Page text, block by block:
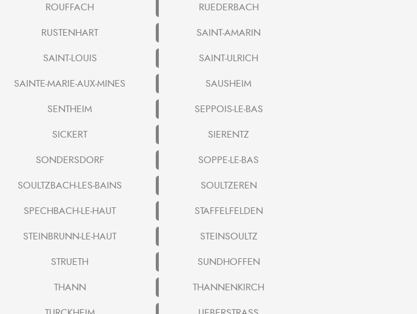
ROUFFACH
RUEDERBACH
RUSTENHART
SAINT-AMARIN
SAINT-LOUIS
SAINT-ULRICH
SAINTE-MARIE-AUX-MINES
SAUSHEIM
SENTHEIM
SEPPOIS-LE-BAS
SICKERT
SIERENTZ
SONDERSDORF
SOPPE-LE-BAS
SOULTZBACH-LES-BAINS
SOULTZEREN
SPECHBACH-LE-HAUT
STAFFELFELDEN
STEINBRUNN-LE-HAUT
STEINSOULTZ
STRUETH
SUNDHOFFEN
THANN
THANNENKIRCH